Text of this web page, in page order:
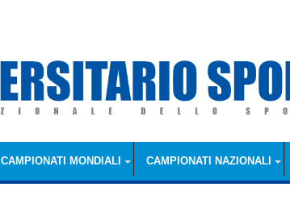
CAMPIONATI MONDIALI CAMPIONATI NAZIONALI